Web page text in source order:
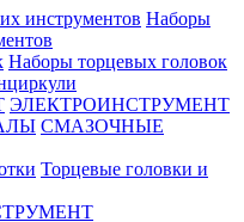
Наборы
Наборы торцевых головок
ЭЛЕКТРОИНСТРУМЕНТ
СМАЗОЧНЫЕ
Торцевые головки и